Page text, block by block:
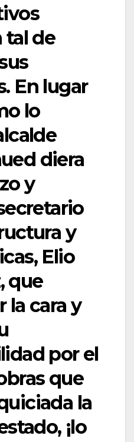
tal de
En lugar
lo
diera
y
y
Elio
que
la cara y
por el
que
la
¡lo